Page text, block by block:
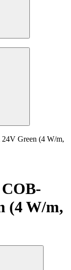
Green (4 W/m,
(4 W/m,